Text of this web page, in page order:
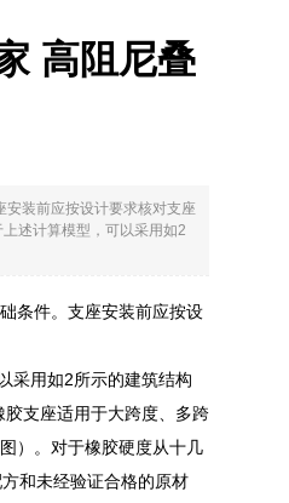
高阻尼叠
装前应按设计要求核对支座
述计算模型，可以采用如2
条件。支座安装前应按设
采用如2所示的建筑结构
支座适用于大跨度、多跨
）。对于橡胶硬度从十几
和未经验证合格的原材